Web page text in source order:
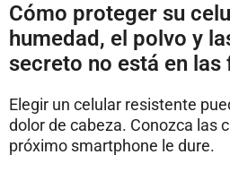
Cómo proteger su
humedad, el polvo y
secreto no está en las
Elegir un celular resistente
dolor de cabeza. Conozca las
próximo smartphone le dure.